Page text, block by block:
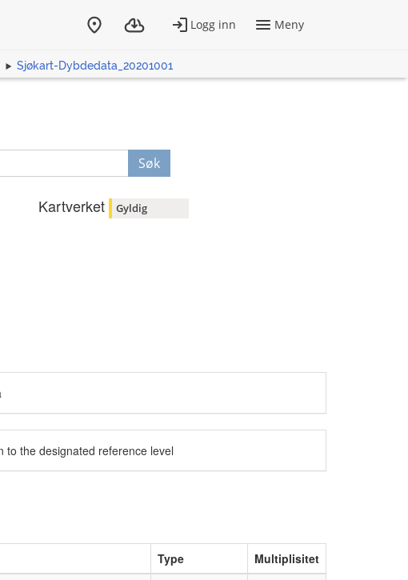
Sjøkart-Dybdedata_20201001
Søk
Kartverket Gyldig
to the designated reference level
Type
Multiplisitet